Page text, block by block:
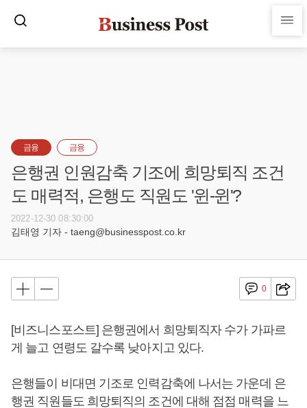
금융 금융
은행권 인원감축 기조에 희망퇴직 조건
도 매력적, 은행도 직원도 '윈-윈'?
2022-12-30 08:30:00
김태영 기자 - taeng@businesspost.co.kr
0
[비즈니스포스트] 은행권에서 희망퇴직자 수가 가파르
게 늘고 연령도 갈수록 낮아지고 있다.
은행들이 비대면 기조로 인력감축에 나서는 가운데 은
행권 직원들도 희망퇴직의 조건에 대해 점점 매력을 느